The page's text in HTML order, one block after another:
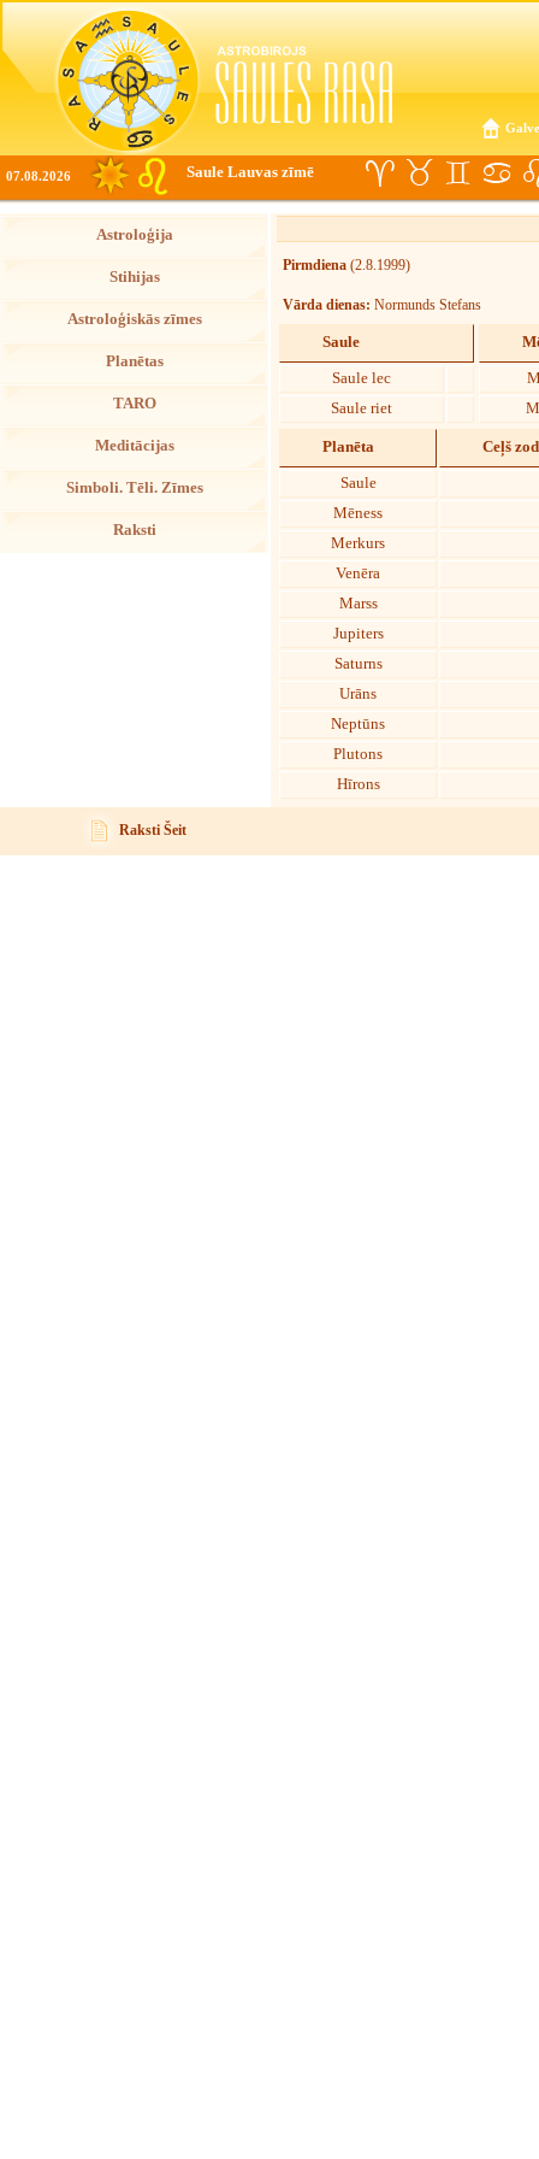
07.08.2026 Saule Lauvas zīmē
Astroloģija
Stihijas
Astroloģiskās zīmes
Planētas
TARO
Meditācijas
Simboli. Tēli. Zīmes
Raksti
Pirmdiena (2.8.1999)
Vārda dienas: Normunds Stefans
Saule
Saule lec
Saule riet
Planēta Ceļš
Saule
Mēness
Merkurs
Venēra
Marss
Jupiters
Saturns
Urāns
Neptūns
Plutons
Hīrons
Raksti Šeit